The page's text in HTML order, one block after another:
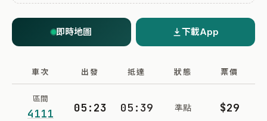
即時地圖 下載App
車次 出發 抵達 狀態 票價
區間
4111 05:23 05:39 準點 $29